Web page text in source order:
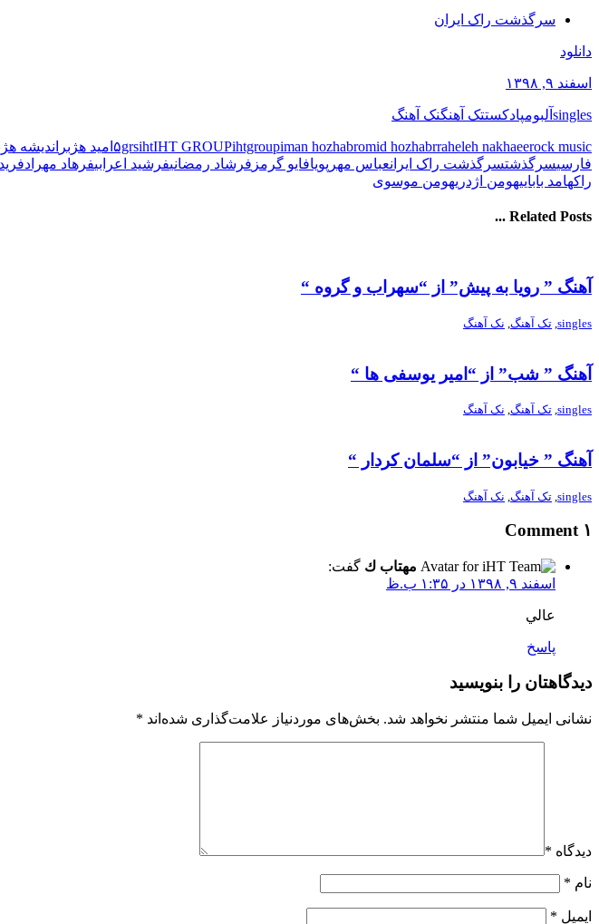
سرگذشت راک ایران
دانلود
اسفند ۹, ۱۳۹۸
singles آلبومپادکستتک آهنگنک آهنگ
۵grsihtIHT GROUPihtgroupiman hozhabromid hozhabrraheleh nakhaeerock music امید هژبر اندیشه
فارسیسرگذشتسرگذشت راک ایرانعباس مهرپویافایو گرمز فرشاد رمضانیفرشید اعرابیفرهاد مهراد
راکهامد باباییهومن اژدریهومن موسوی
Related Posts ...
آهنگ ” رویا به پیش” از “سهراب و گروه “
singles تک آهنگ نک آهنگ
آهنگ ” شب” از “امیر یوسفی ها “
singles
, تک آهنگ, نک آهنگ
آهنگ ” خیابون” از “سلمان کردار “
singles تک آهنگ نک آهنگ
۱ Comment
مهتاب ك گفت:
اسفند ۹, ۱۳۹۸ در ۱:۳۵ ب.ظ
عالي
پاسخ
دیدگاهتان را بنویسید
نشانی ایمیل شما منتشر نخواهد شد. بخش‌های موردنیاز علامت‌گذاری شده‌اند *
دیدگاه *
نام *
ایمیل *